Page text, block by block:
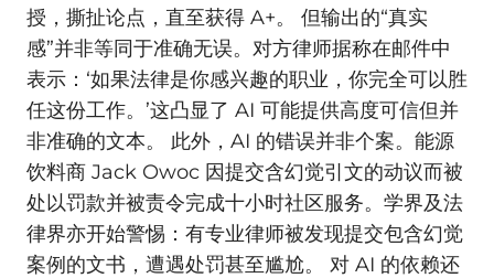
授，撕扯论点，直至获得 A+。 但输出的“真实
感”并非等同于准确无误。对方律师据称在邮件中
表示：‘如果法律是你感兴趣的职业，你完全可以胜
任这份工作。’这凸显了 AI 可能提供高度可信但并
非准确的文本。 此外，AI 的错误并非个案。能源
饮料商 Jack Owoc 因提交含幻觉引文的动议而被
处以罚款并被责令完成十小时社区服务。学界及法
律界亦开始警惕：有专业律师被发现提交包含幻觉
案例的文书，遭遇处罚甚至尴尬。 对 AI 的依赖还